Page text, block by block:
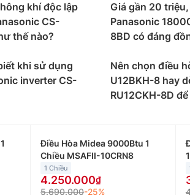
và tính năng, phù hợp với các không
hợp với căn phòng của mình:
từ 7 triệu đồng đến 15 triệu đồng/máy.
thường được lắp đặt cho những
giao động từ 9 triệu đến 18 triệu
giao động từ 14 triệu đến 27 triệu
phù hợp với những không gian
động từ 20 triệu đến 34 triệu đồng.
khí độc lập
CS-
thế nào?
Giá gần 20
Panasonic
8BD có đáng
khi sử dụng
inverter CS-
Nên chọn điều
U12BKH-8 hay
RU12CKH-8D
Điều Hòa Midea 9000Btu 1
Chiều MSAFII-10CRN8
1 Chiều
4.250.000
5.690.000-25%